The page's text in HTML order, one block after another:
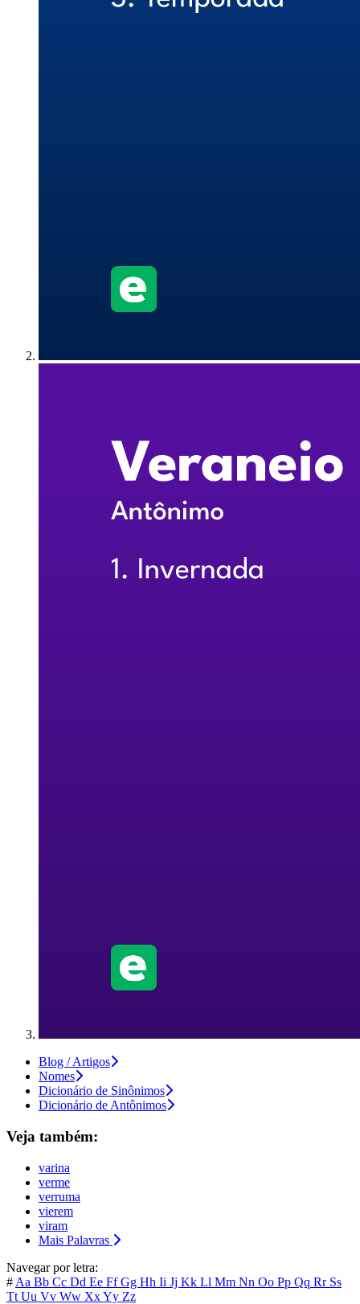
Blog / Artigos
Nomes
Dicionário de Sinônimos
Dicionário de Antônimos
Veja também:
varina
verme
verruma
vierem
viram
Mais Palavras
Navegar por letra:
# Aa Bb Cc Dd Ee FfGg Hh Ii Jj Kk Ll Mm Nn Oo Pp Qq Rr Ss
Tt Uu Vv Ww XxYy Zz